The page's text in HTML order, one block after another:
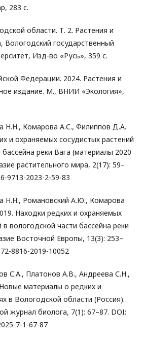
283 с.
области. Т. 2. Растения и
Вологодский государственный
Изд-во «Русь», 359 с.
Федерации. 2024. Растения и
издание. М., ВНИИ «Экология»,
Н.Н., Комарова А.С., Филиппов Д.А.
и охраняемых сосудистых растений
реки Вага (материалы 2020
растительного мира, 2(17): 59–
9713-2023-2-59-83
Н.Н., Романовский А.Ю., Комарова
Находки редких и охраняемых
в вологодской части бассейна реки
Восточной Европы, 13(3): 253–
8816-2019-10052
С.А., Платонов А.В., Андреева С.Н.,
материалы о редких и
в Вологодской области (Россия).
журнал биолога, 7(1): 67–87. DOI:
7-1-67-87